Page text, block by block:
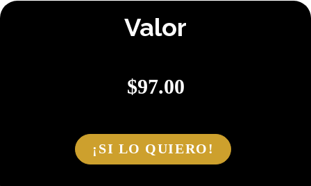
Valor
$97.00
¡SI LO QUIERO!